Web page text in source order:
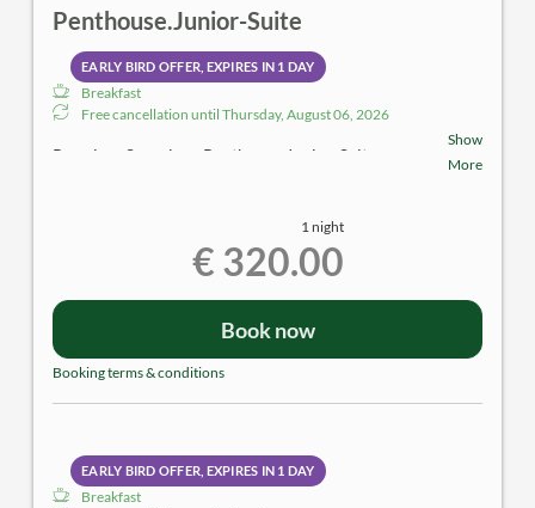
Penthouse.Junior-Suite
EARLY BIRD OFFER, EXPIRES IN 1 DAY
Breakfast
Free cancellation until Thursday, August 06, 2026
Premium Superior - Penthouse.Junior-Suite
Holz- und Steinböden | große Terrasse mit
Badezimmer mit Dusche | separates WC |
Klimatisierung mittels Kühldecke | TV | Sitzecke
| Zimmersafe | Minibar
Show
More
1 night
€ 320.00
Book now
Booking terms & conditions
EARLY BIRD OFFER, EXPIRES IN 1 DAY
Breakfast